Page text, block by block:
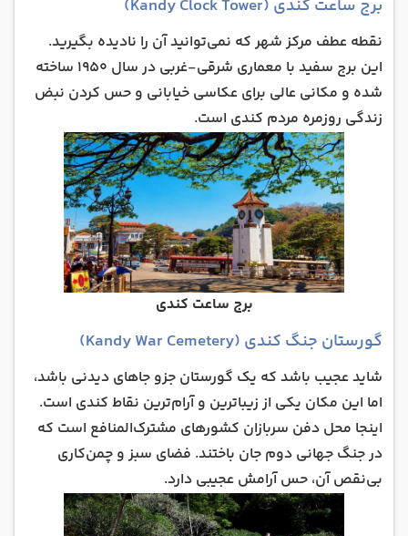
برج ساعت کندی (Kandy Clock Tower)
نقطه عطف مرکز شهر که نمی‌توانید آن را نادیده بگیرید.
این برج سفید با معماری شرقی-غربی در سال ۱۹۵۰ ساخته
شده و مکانی عالی برای عکاسی خیابانی و حس کردن نبض
زندگی روزمره مردم کندی است.
برج ساعت کندی
گورستان جنگ کندی (Kandy War Cemetery)
شاید عجیب باشد که یک گورستان جزو جاهای دیدنی باشد،
اما این مکان یکی از زیباترین و آرام‌ترین نقاط کندی است.
اینجا محل دفن سربازان کشورهای مشترک‌المنافع است که
در جنگ جهانی دوم جان باختند. فضای سبز و چمن‌کاری
بی‌نقص آن، حس آرامش عجیبی دارد.